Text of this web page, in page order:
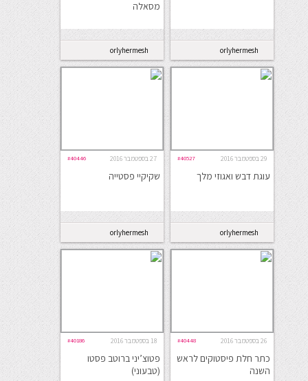
orlyhermesh
מסאלה
orlyhermesh
29 בספטמבר 2016 #40527
עוגת דבש ואגוזי מלך
orlyhermesh
27 בספטמבר 2016 #40446
שקיקיי פסטייה
orlyhermesh
26 בספטמבר 2016 #40448
כתר חלת פיסטוקים לראש
השנה
18 בספטמבר 2016 #40186
פטוצ’יני ברוטב פסטו
(טבעוני)